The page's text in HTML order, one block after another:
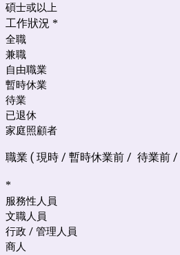
碩士或以上
工作狀況 *
全職
兼職
自由職業
暫時休業
待業
已退休
家庭照顧者
職業 ( 現時 / 暫時休業前 / 待業前 /
*
服務性人員
文職人員
行政 / 管理人員
商人